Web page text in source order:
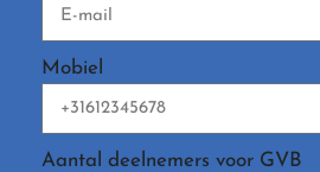
Mobiel
Aantal deelnemers voor GVB